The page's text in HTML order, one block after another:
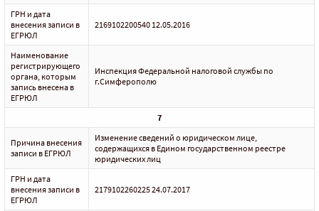
ГРН и дата
внесения записи в
ЕГРЮЛ
2169102200540 12.05.2016
Наименование
регистрирующего
органа, которым
запись внесена в
ЕГРЮЛ
Инспекция Федеральной налоговой службы по
г.Симферополю
7
Причина внесения
записи в ЕГРЮЛ
Изменение сведений о юридическом лице,
содержащихся в Едином государственном реестре
юридических лиц
ГРН и дата
внесения записи в
ЕГРЮЛ
2179102260225 24.07.2017